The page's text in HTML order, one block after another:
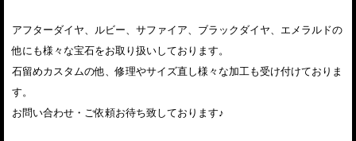
アフターダイヤ、ルビー、サファイア、ブラックダイヤ、エメラルドの
他にも様々な宝石をお取り扱いしております。
石留めカスタムの他、修理やサイズ直し様々な加工も受け付けておりま
す。
お問い合わせ・ご依頼お待ち致しております♪